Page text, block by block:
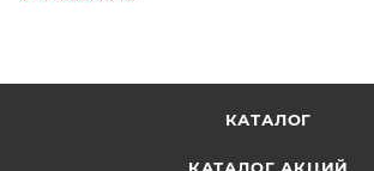
КАТАЛОГ